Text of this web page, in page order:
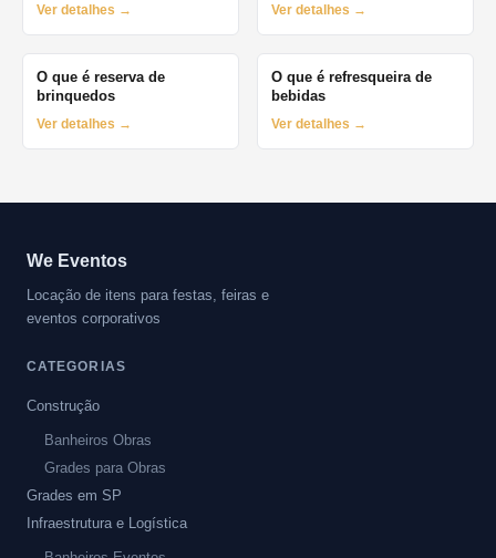
Ver detalhes → Ver detalhes →
O que é reserva de
brinquedos
Ver detalhes →
O que é refresqueira de
bebidas
Ver detalhes →
We Eventos
Locação de itens para festas, feiras e
eventos corporativos
CATEGORIAS
Construção
Banheiros Obras
Grades para Obras
Grades em SP
Infraestrutura e Logística